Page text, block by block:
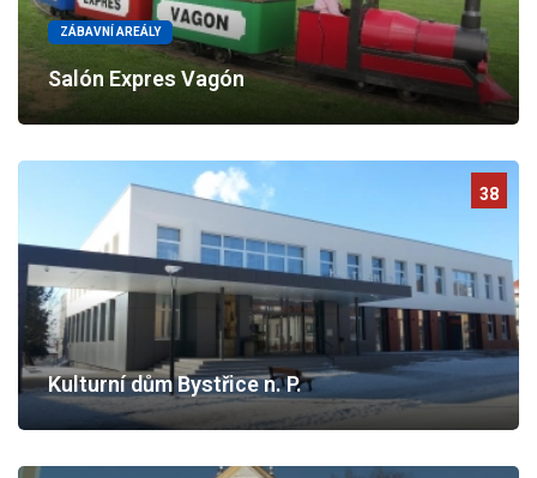
ZÁBAVNÍ AREÁLY
Salón Expres Vagón
38
Kulturní dům Bystřice n. P.